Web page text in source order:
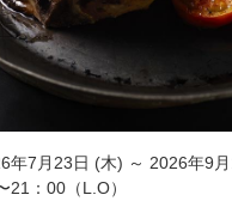
年7月23日 (木) ～ 2026年9
21：00（L.O）